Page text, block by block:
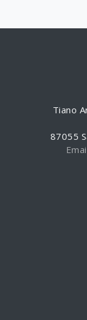
Tiano
87055